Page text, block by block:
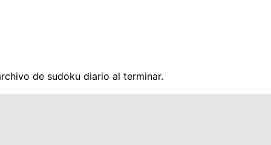
de sudoku diario al terminar.